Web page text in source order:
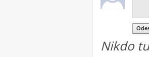
Nikdo